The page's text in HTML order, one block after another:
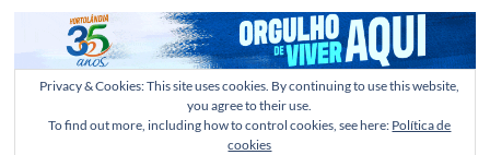
Privacy & Cookies: This site uses cookies. By continuing to use this website,
you agree to their use.
To find out more, including how to control cookies, see here: Política de
cookies